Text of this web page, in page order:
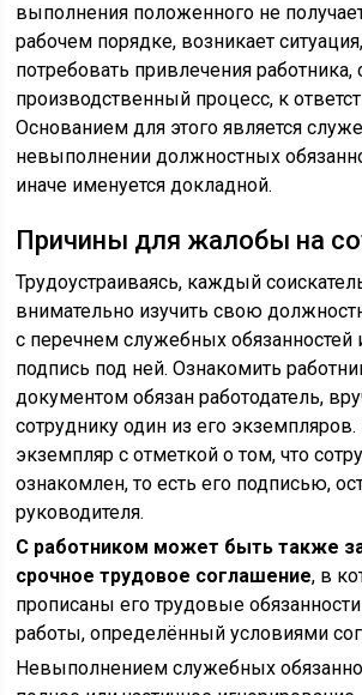
выполнения положенного не
рабочем порядке, возникает
потребовать привлечения
производственный процесс, к
Основанием для этого является
невыполнении должностных
иначе именуется докладной.
Причины для жалобы на
Трудоустраиваясь, каждый
внимательно изучить свою
с перечнем служебных обязанностей
подпись под ней. Ознакомить
документом обязан работодатель,
сотруднику один из его экземпляров.
экземпляр с отметкой о том, что
ознакомлен, то есть его подписью,
руководителя.
С работником может быть также
срочное трудовое соглашение, в
прописаны его трудовые
работы, определённый условиями
Невыполнением служебных